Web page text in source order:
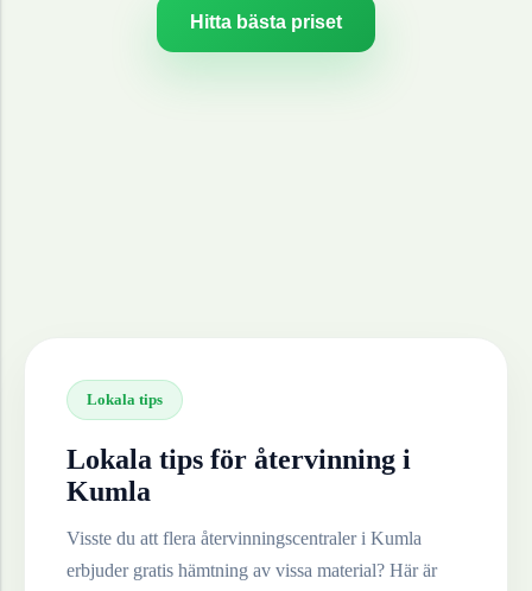
Hitta bästa priset
Lokala tips
Lokala tips för återvinning i
Kumla
Visste du att flera återvinningscentraler i Kumla
erbjuder gratis hämtning av vissa material? Här är